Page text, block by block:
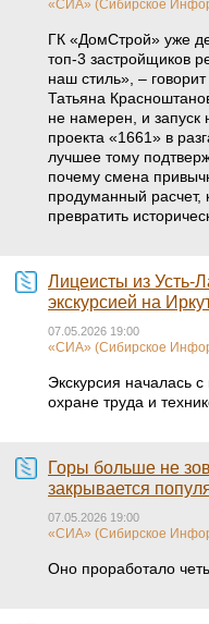
«СИА» (Сибирское
ГК «ДомСтрой» уже
топ-3 застройщиков
наш стиль», –
Татьяна
не намерен, и запуск
проекта «1661» в
лучшее тому
почему смена
продуманный расчет,
превратить
Лицеисты из Усть-
экскурсией на
07.05.2026 19:00
«СИА» (Сибирское
Экскурсия началась
охране труда и
Горы больше не
закрывается
07.05.2026 19:00
«СИА» (Сибирское
Оно проработало